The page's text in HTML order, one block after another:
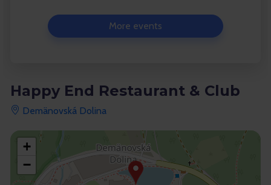
More events
Happy End Restaurant & Club
Demänovská Dolina
+
−